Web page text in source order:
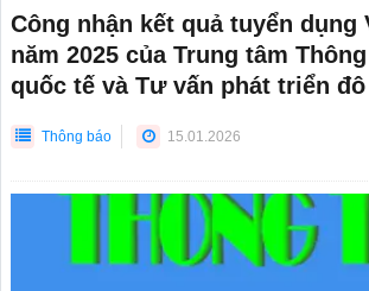
Công nhận kết quả tuyển dụng
năm 2025 của Trung tâm
quốc tế và Tư vấn phát triển
Thông báo 15.01.2026